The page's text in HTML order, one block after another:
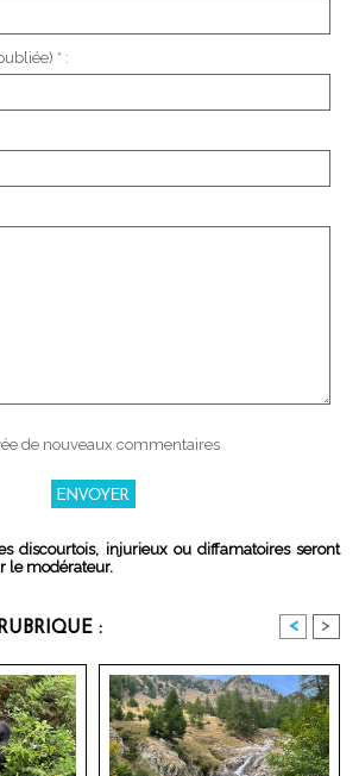
* :
de nouveaux commentaires
discourtois, injurieux ou diffamatoires seront
le modérateur.
: < >